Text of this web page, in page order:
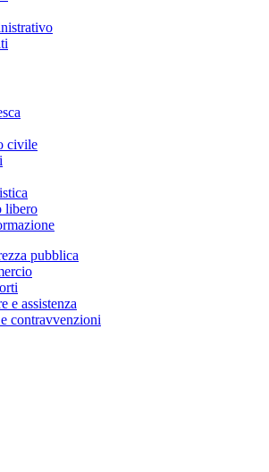
civile
libero
pubblica
e assistenza
contravvenzioni